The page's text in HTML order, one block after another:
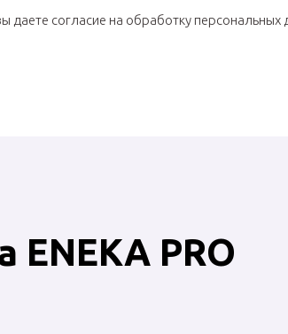
даете согласие на обработку персональных
PRO